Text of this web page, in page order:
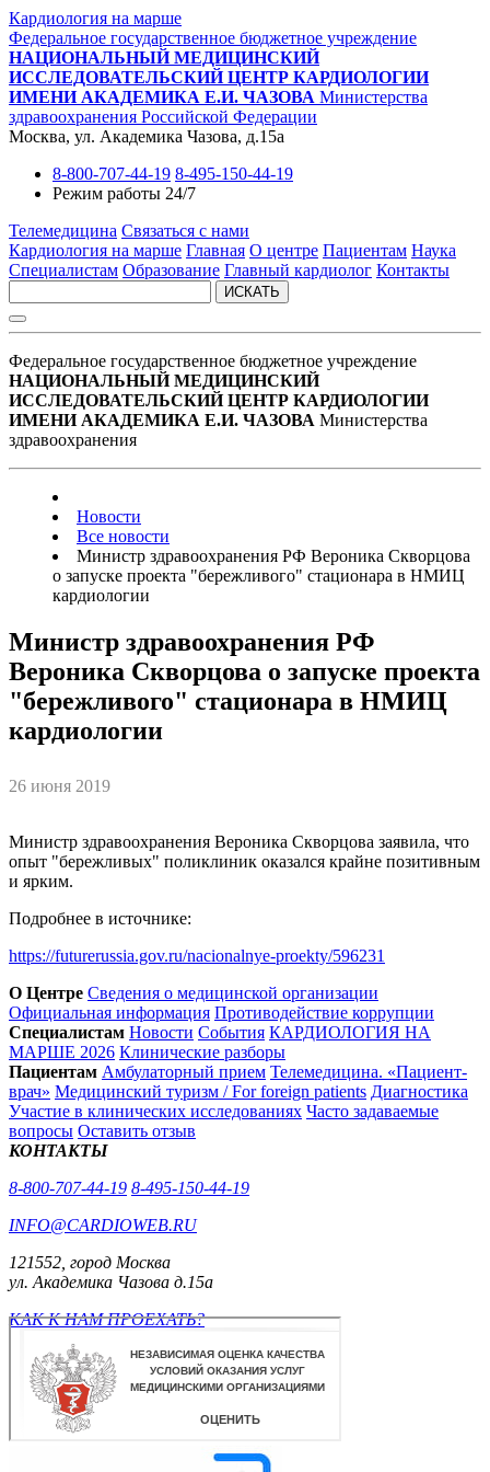
Кардиология на марше
Федеральное государственное бюджетное учреждение
НАЦИОНАЛЬНЫЙ МЕДИЦИНСКИЙ
ИССЛЕДОВАТЕЛЬСКИЙ ЦЕНТР КАРДИОЛОГИИ
ИМЕНИ АКАДЕМИКА Е.И. ЧАЗОВА Министерства
здравоохранения Российской Федерации
Москва, ул. Академика Чазова, д.15а
8-800-707-44-19 8-495-150-44-19
Режим работы 24/7
Телемедицина Связаться с нами
Кардиология на марше Главная О центре Пациентам Наука
Специалистам Образование Главный кардиолог Контакты
ИСКАТЬ
Федеральное государственное бюджетное учреждение
НАЦИОНАЛЬНЫЙ МЕДИЦИНСКИЙ
ИССЛЕДОВАТЕЛЬСКИЙ ЦЕНТР КАРДИОЛОГИИ
ИМЕНИ АКАДЕМИКА Е.И. ЧАЗОВА Министерства
здравоохранения
Новости
Все новости
Министр здравоохранения РФ Вероника Скворцова
о запуске проекта "бережливого" стационара в НМИЦ
кардиологии
Министр здравоохранения РФ
Вероника Скворцова о запуске проекта
"бережливого" стационара в НМИЦ
кардиологии
26 июня 2019
Министр здравоохранения Вероника Скворцова заявила, что
опыт "бережливых" поликлиник оказался крайне позитивным
и ярким.
Подробнее в источнике:
https://futurerussia.gov.ru/nacionalnye-proekty/596231
О Центре Сведения о медицинской организации
Официальная информация Противодействие коррупции
Специалистам Новости События КАРДИОЛОГИЯ НА
МАРШЕ 2026 Клинические разборы
Пациентам Амбулаторный прием Телемедицина. «Пациент-
врач» Медицинский туризм / For foreign patients Диагностика
Участие в клинических исследованиях Часто задаваемые
вопросы Оставить отзыв
КОНТАКТЫ
8-800-707-44-19 8-495-150-44-19
INFO@CARDIOWEB.RU
121552, город Москва
ул. Академика Чазова д.15а
КАК К НАМ ПРОЕХАТЬ?